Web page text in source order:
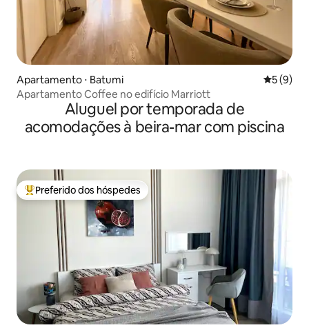
Apartamento ⋅ Batumi 5 de
5 (9)
Apartamento Coffee no edifício Marriott
Aluguel por temporada de
acomodações à beira-mar com piscina
Entre os melhores preferidos dos hóspedes
Preferido dos hóspedes